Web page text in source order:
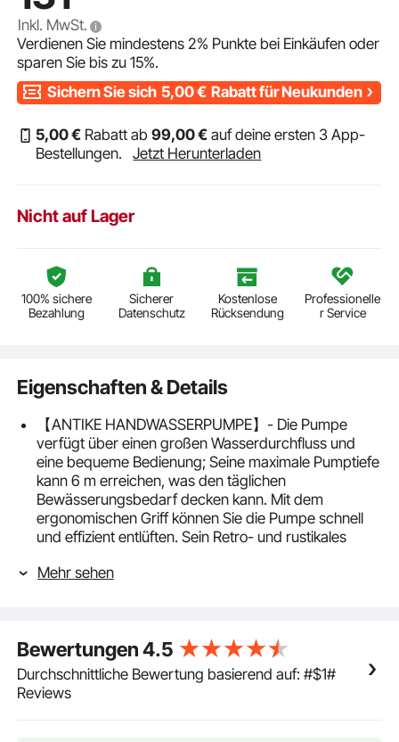
Schwarz ideal als Dekoration für Familienteiche Höfe
und Gärten
Inkl. MwSt.
Verdienen Sie mindestens2% Punkte bei Einkäufen oder
sparen Sie bis zu15%.
Sichern Sie sich 5,00€ Rabatt für Neukunden
5,00€ Rabatt ab99,00€ auf deine ersten 3 App-
Bestellungen.
Jetzt Herunterladen
Nicht auf Lager
100% sichere
Bezahlung
Sicherer
Datenschutz
Kostenlose
Rücksendung
Professionelle
r Service
Eigenschaften & Details
【ANTIKE HANDWASSERPUMPE】- Die Pumpe
verfügt über einen großen Wasserdurchfluss und
eine bequeme Bedienung; Seine maximale Pumptiefe
kann 6 m erreichen, was den täglichen
Bewässerungsbedarf decken kann. Mit dem
ergonomischen Griff können Sie die Pumpe schnell
und effizient entlüften. Sein Retro- und rustikales
Akzent verleihen.
die Schwengelpumpe in einer bequemeren Position
ansaugen können, ohne sich bücken oder hocken zu
müssen.
【GUSSEISEN MATERIAL】- Die Schwengelpumpe
Mehr sehen
Bewertungen4.5
Durchschnittliche Bewertung basierend auf: #$1#
Reviews